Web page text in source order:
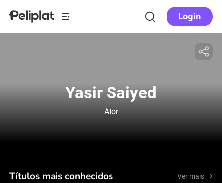
Login
Yasir Saiyed
Ator
Títulos mais conhecidos Ver mais